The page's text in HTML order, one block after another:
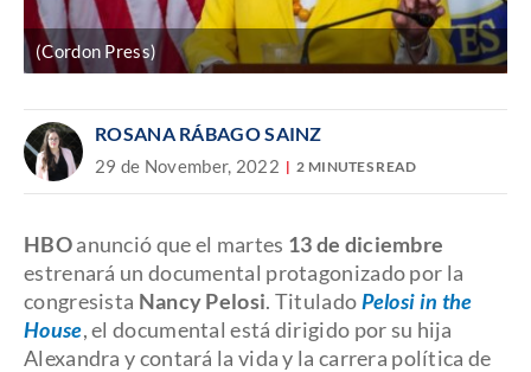
(Cordon Press)
ROSANA RÁBAGO SAINZ
29 de November, 2022 2 MINUTES READ
HBOanunció que el martes 13 de diciembre
estrenará un documental protagonizado por la
congresista Nancy Pelosi. TituladoPelosi in the
House, el documental está dirigido por su hija
Alexandra y contará la vida y la carrera política de